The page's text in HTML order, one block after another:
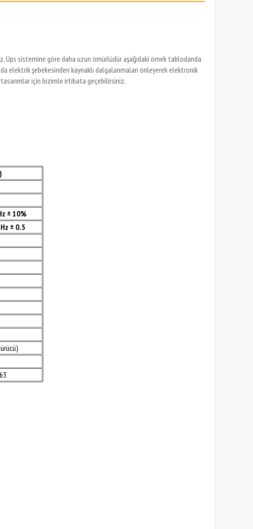
Ups sistemine göre daha uzun ömürlüdür aşağıdaki örnek tablodanda
elektrik şebekesinden kaynaklı dalgalanmaları önleyerek elektronik
için bizimle irtibata geçebilirsiniz.
± 10%
± 0.5